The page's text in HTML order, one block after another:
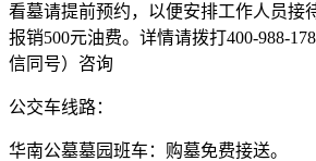
看墓请提前预约，以便安排工作人员接
报销500元油费。详情请拨打400-988-
信同号）咨询
公交车线路：
华南公墓墓园班车：购墓免费接送。